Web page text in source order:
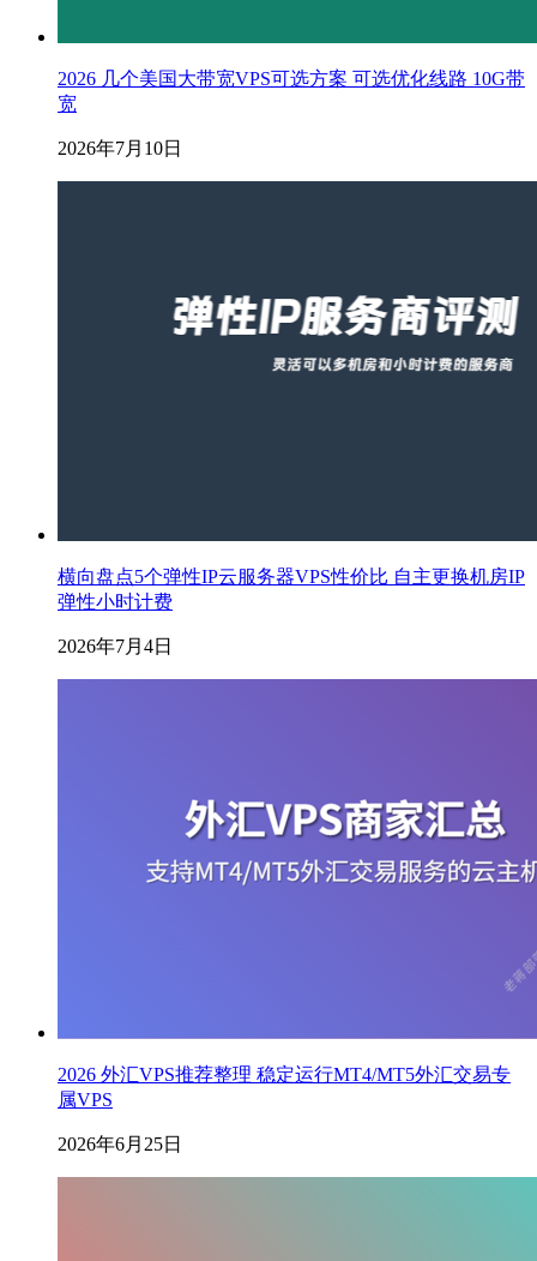
2026 几个美国大带宽VPS可选方案 可选优化线路 10G带
宽
2026年7月10日
横向盘点5个弹性IP云服务器VPS性价比 自主更换机房IP
弹性小时计费
2026年7月4日
2026 外汇VPS推荐整理 稳定运行MT4/MT5外汇交易专
属VPS
2026年6月25日